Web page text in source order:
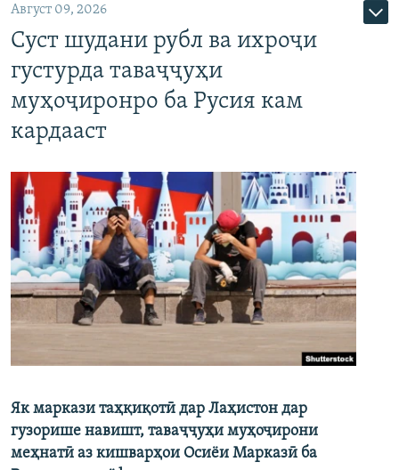
Август 09, 2026
Суст шудани рубл ва ихроҷи
густурда таваҷҷуҳи
муҳоҷиронро ба Русия кам
кардааст
Як маркази таҳқиқотӣ дар Лаҳистон дар
гузорише навишт, таваҷҷуҳи муҳоҷирони
меҳнатӣ аз кишварҳои Осиёи Марказӣ ба